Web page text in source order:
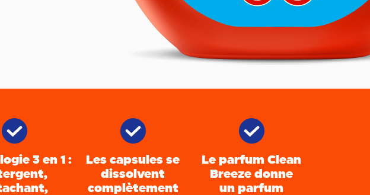
3 en 1 :
Les capsules se
dissolvent
complètement
Le parfum Clean
Breeze donne
un parfum